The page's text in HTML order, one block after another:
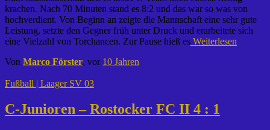
krachen. Nach 70 Minuten stand es 8:2 und das war so was von
hochverdient. Von Beginn an zeigte die Mannschaft eine sehr gute
Leistung, setzte den Gegner früh unter Druck und erarbeitete sich
eine Vielzahl von Torchancen. Zur Pause hieß es Weiterlesen
Von Marco Förster, vor 10 Jahren
Fußball | Laager SV 03
C-Junioren – Rostocker FC II 4 : 1